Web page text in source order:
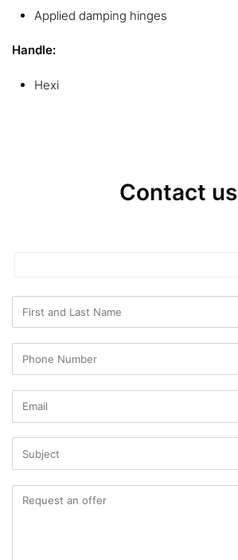
Applied damping hinges
Handle:
Hexi
Contact us